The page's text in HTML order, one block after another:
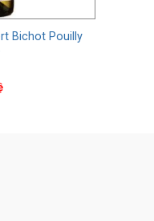
Bichot Pouilly